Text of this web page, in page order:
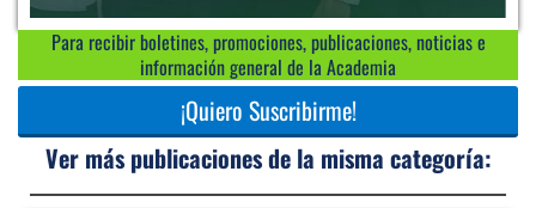
Para recibir boletines, promociones, publicaciones, noticias e
información general de la Academia
¡Quiero Suscribirme!
Ver más publicaciones de la misma categoría: